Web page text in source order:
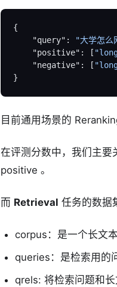
{
"query" : "大学怎么
"positive" : [
"negative" : [
}
目前通用场景的
在评测分数中，我们主要
positive 。
而 Retrieval 任务的数据
corpus：是一个长文本
queries：是检索用的
qrels: 将检索问题和